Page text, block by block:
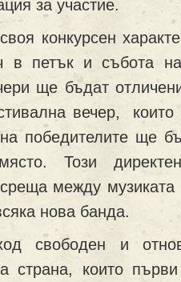
за участие.
конкурсен
в петък и събота
ще бъдат
вечер, които
победителите ще
Този
между музиката
нова банда.
свободен и
страна, които